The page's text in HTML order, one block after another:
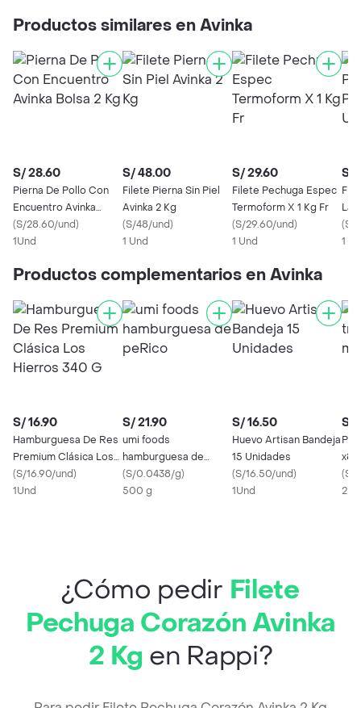
Productos similares en Avinka
S/ 28.60
Pierna De Pollo Con
Encuentro Avinka
Bolsa 2 Kg
(S/28.60/und)
1Und
S/ 48.00
Filete Pierna Sin Piel
Avinka 2 Kg
(S/48/und)
1 Und
S/ 29.60
Filete Pechuga Espec
Termoform X 1 Kg Fr
(S/29.60/und)
1 Und
S/
La
(S/
1
Productos complementarios en Avinka
S/ 16.90
Hamburguesa De Res
Premium Clásica Los
Hierros 340 G
(S/16.90/und)
1Und
S/ 21.90
umi foods
hamburguesa de
peRico
(S/0.0438/g)
500 g
S/ 16.50
Huevo Artisan Bandeja
15 Unidades
(S/16.50/und)
1Und
S/
x8
(S/
2
¿Cómo pedir Filete
Pechuga Corazón Avinka
2 Kg en Rappi?